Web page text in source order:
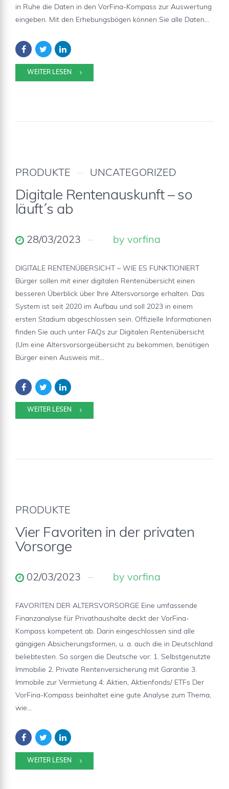
in Ruhe die Daten in den VorFina-Kompass zur Auswertung
eingeben. Mit den Erhebungsbögen können Sie alle Daten...
WEITER LESEN
PRODUKTE UNCATEGORIZED
Digitale Rentenauskunft – so
läuft´s ab
28/03/2023 by vorfina
DIGITALE RENTENÜBERSICHT – WIE ES FUNKTIONIERT
Bürger sollen mit einer digitalen Rentenübersicht einen
besseren Überblick über Ihre Altersvorsorge erhalten. Das
System ist seit 2020 im Aufbau und soll 2023 in einem
ersten Stadium abgeschlossen sein. Offizielle Informationen
finden Sie auch unter FAQs zur Digitalen Rentenübersicht
(Um eine Altersvorsorgeübersicht zu bekommen, benötigen
Bürger einen Ausweis mit...
WEITER LESEN
PRODUKTE
Vier Favoriten in der privaten
Vorsorge
02/03/2023 by vorfina
FAVORITEN DER ALTERSVORSORGE Eine umfassende
Finanzanalyse für Privathaushalte deckt der VorFina-
Kompass kompetent ab. Darin eingeschlossen sind alle
gängigen Absicherungsformen, u. a. auch die in Deutschland
beliebtesten. So sorgen die Deutsche vor: 1. Selbstgenutzte
Immobilie 2. Private Rentenversicherung mit Garantie 3.
Immobile zur Vermietung 4: Aktien, Aktienfonds/ ETFs Der
VorFina-Kompass beinhaltet eine gute Analyse zum Thema,
wie...
WEITER LESEN